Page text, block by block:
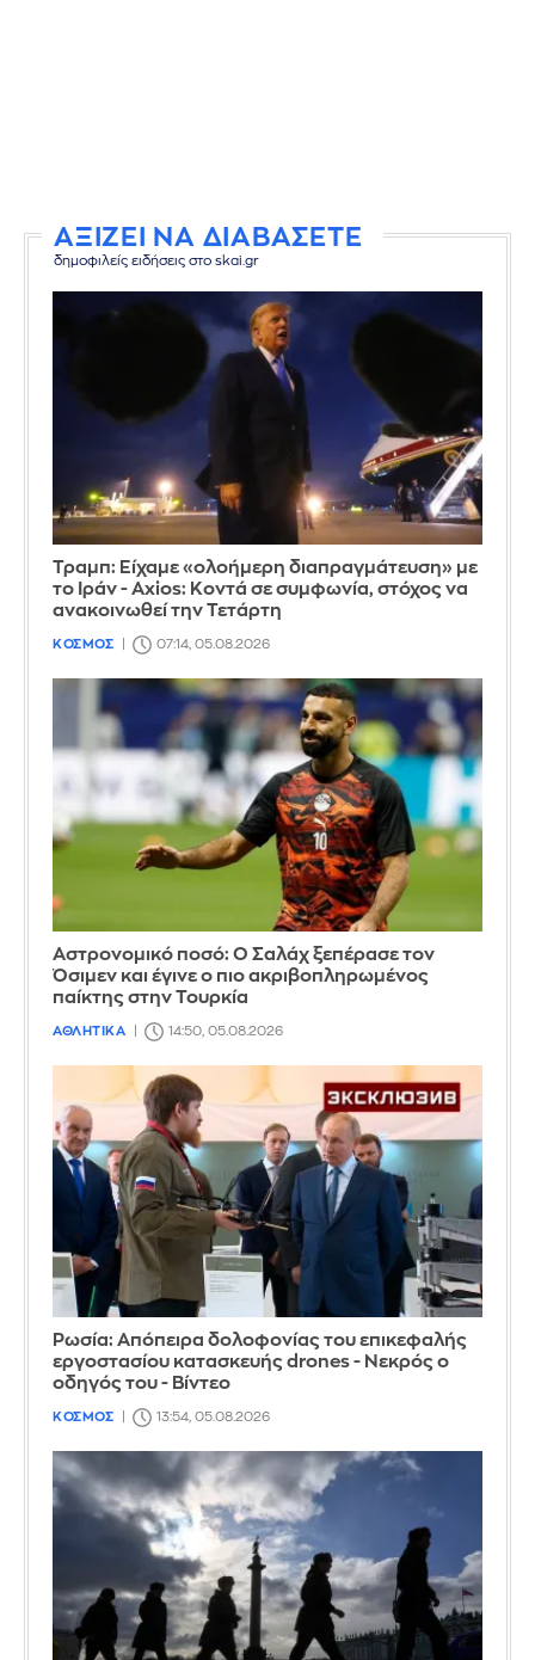
ΑΞΙΖΕΙ ΝΑ ΔΙΑΒΑΣΕΤΕ
δημοφιλείς ειδήσεις στο skai.gr
Τραμπ: Είχαμε «ολοήμερη διαπραγμάτευση» με
το Ιράν - Axios: Κοντά σε συμφωνία, στόχος να
ανακοινωθεί την Τετάρτη
ΚΟΣΜΟΣ 07:14, 05.08.2026
Αστρονομικό ποσό: Ο Σαλάχ ξεπέρασε τον
Όσιμεν και έγινε ο πιο ακριβοπληρωμένος
παίκτης στην Τουρκία
ΑΘΛΗΤΙΚΑ 14:50, 05.08.2026
Ρωσία: Απόπειρα δολοφονίας του επικεφαλής
εργοστασίου κατασκευής drones - Νεκρός ο
οδηγός του - Βίντεο
ΚΟΣΜΟΣ 13:54, 05.08.2026